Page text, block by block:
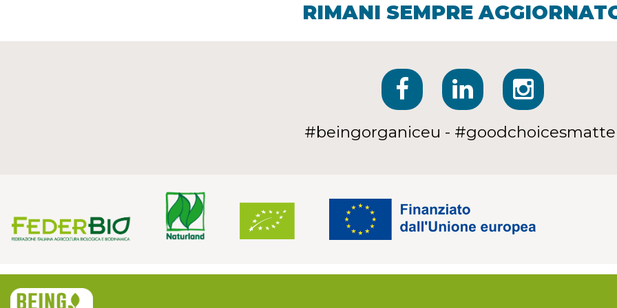
RIMANI SEMPRE
#beingorganiceu -